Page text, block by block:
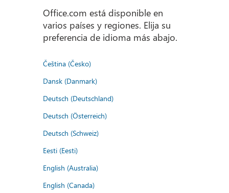
Office.com está disponible en
varios países y regiones. Elija su
preferencia de idioma más abajo.
Čeština (Česko)
Dansk (Danmark)
Deutsch (Deutschland)
Deutsch (Österreich)
Deutsch (Schweiz)
Eesti (Eesti)
English (Australia)
English (Canada)